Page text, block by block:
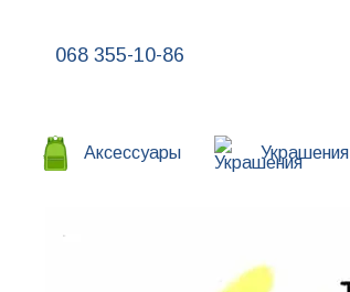
068 355-10-86
Аксессуары Украшения